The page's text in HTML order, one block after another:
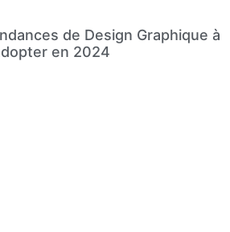
de Design Graphique à
en 2024